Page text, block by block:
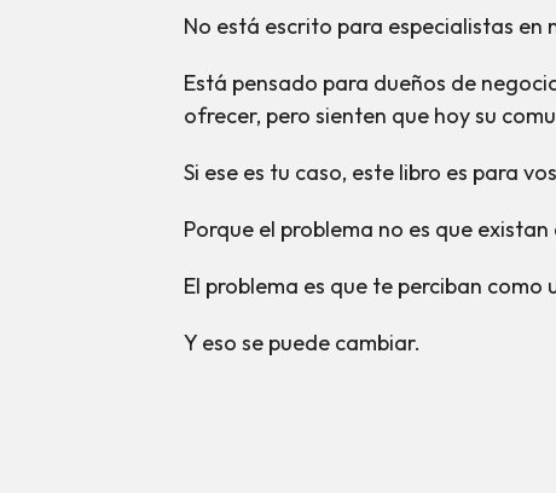
No está escrito para especialistas en
Está pensado para dueños de
ofrecer, pero sienten que hoy su
Si ese es tu caso, este libro es para
Porque el problema no es que
El problema es que te perciban como
Y eso se puede cambiar.